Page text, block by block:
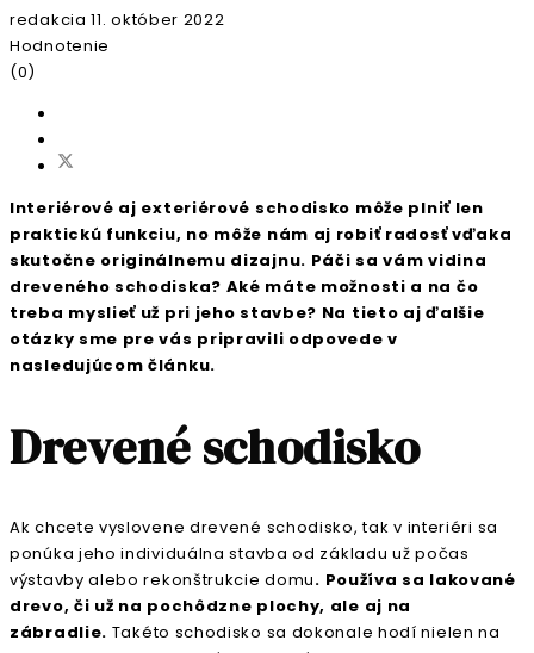
redakcia 11. október 2022
Hodnotenie
(0)
Interiérové aj exteriérové schodisko môže plniť len
praktickú funkciu, no môže nám aj robiť radosť vďaka
skutočne originálnemu dizajnu. Páči sa vám vidina
dreveného schodiska? Aké máte možnosti a na čo
treba myslieť už pri jeho stavbe? Na tieto aj ďalšie
otázky sme pre vás pripravili odpovede v
nasledujúcom článku.
Drevené schodisko
Ak chcete vyslovene drevené schodisko, tak v interiéri sa
ponúka jeho individuálna stavba od základu už počas
výstavby alebo rekonštrukcie domu. Používa sa lakované
drevo, či už na pochôdzne plochy, ale aj na
zábradlie. Takéto schodisko sa dokonale hodí nielen na